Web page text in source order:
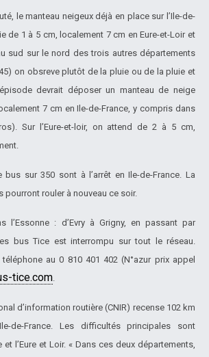
le manteau neigeux déjà en place sur l’Ile-de-
de 1 à 5 cm, localement 7 cm en Eure-et-Loir et
sud sur le nord des trois autres départements
on obsreve plutôt de la pluie ou de la pluie et
devrait déposer un manteau de neige
7 cm en Ile-de-France, y compris dans
Sur l’Eure-et-loir, on attend de 2 à 5 cm,
bus sur 350 sont à l’arrêt en Ile-de-France. La
pourront rouler à nouveau ce soir.
l’Essonne : d’Evry à Grigny, en passant par
bus Tice est interrompu sur tout le réseau.
au 0 810 401 402 (N°azur prix appel
tice.com
d’information routière (CNIR) recense 102 km
de-France. Les difficultés principales sont
et l’Eure et Loir. « Dans ces deux départements,